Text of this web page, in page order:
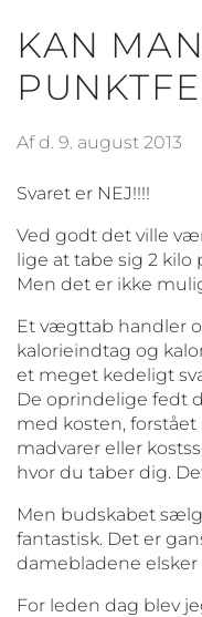
KAN MAN
Af d. 9. august 2013
Svaret er NEJ!!!!
Ved godt det ville
lige at tabe sig 2 kilo
Men det er ikke
Et vægttab handler
kalorieindtag og
et meget kedeligt
De oprindelige fedt
med kosten,
madvarer eller
hvor du taber dig.
Men budskabet
fantastisk. Det er
damebladene elsker
For leden dag blev